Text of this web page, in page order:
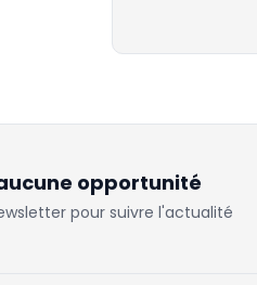
opportunité
pour suivre l'actualité